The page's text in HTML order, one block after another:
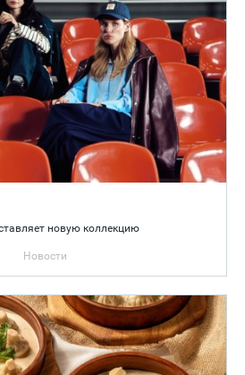
новую коллекцию
Новости